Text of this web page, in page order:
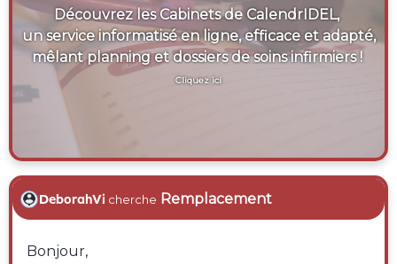
Découvrez les Cabinets de CalendrIDEL,
un service informatisé en ligne, efficace et adapté,
mêlant planning et dossiers de soins infirmiers !
Cliquez ici
DeborahVi cherche Remplacement
Bonjour,